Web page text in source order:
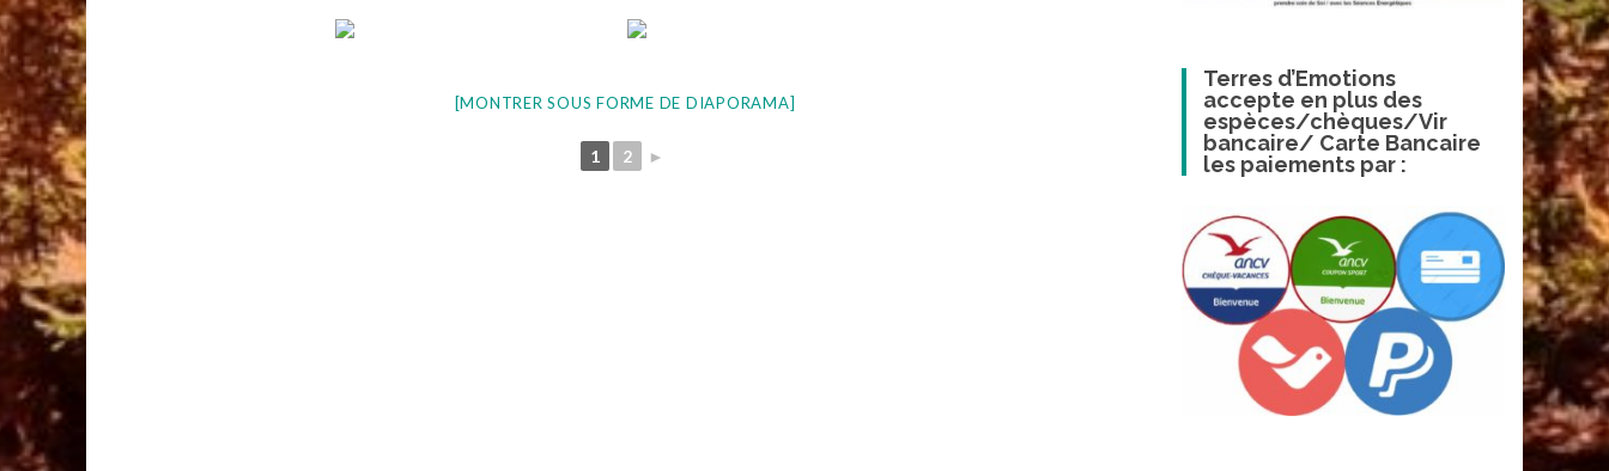
[MONTRER SOUS FORME DE DIAPORAMA]
1 2 ►
Terres d’Emotions
accepte en plus des
espèces/chèques/Vir
bancaire/ Carte Bancaire
les paiements par :